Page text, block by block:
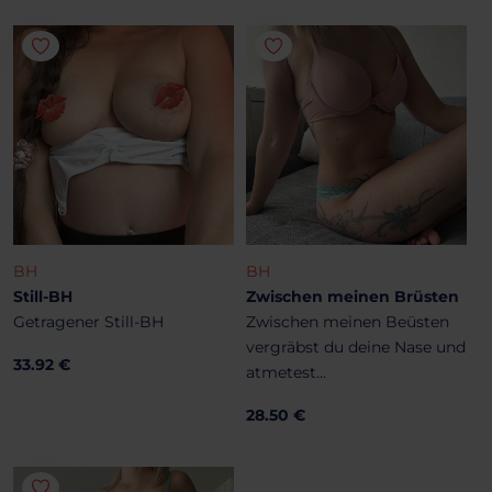
BH
Still-BH
Getragener Still-BH
33.92 €
BH
Zwischen meinen Brüsten
Zwischen meinen Beüsten
vergräbst du deine Nase und
atmetest...
28.50 €